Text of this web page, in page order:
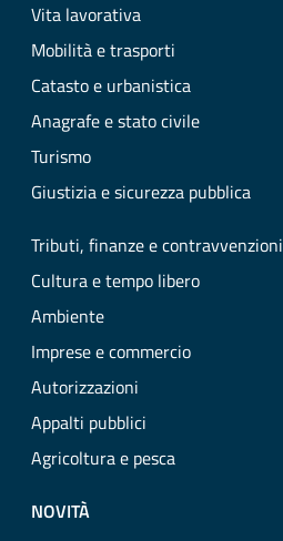
Vita lavorativa
Mobilità e trasporti
Catasto e urbanistica
Anagrafe e stato civile
Turismo
Giustizia e sicurezza pubblica
Tributi, finanze e contravvenzioni
Cultura e tempo libero
Ambiente
Imprese e commercio
Autorizzazioni
Appalti pubblici
Agricoltura e pesca
NOVITÀ